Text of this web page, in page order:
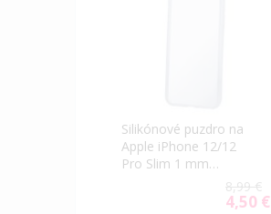
Silikónové puzdro na
Apple iPhone 12/12
Pro Slim 1 mm
8,99 €
Special
4,50 €